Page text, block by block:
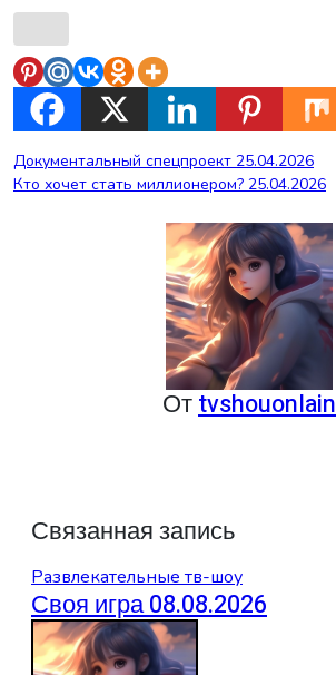
Навигация
по
Документальный спецпроект 25.04.2026
Кто хочет стать миллионером? 25.04.2026
Отtvshouonlain
Связанная запись
Развлекательные тв-шоу
Своя игра 08.08.2026